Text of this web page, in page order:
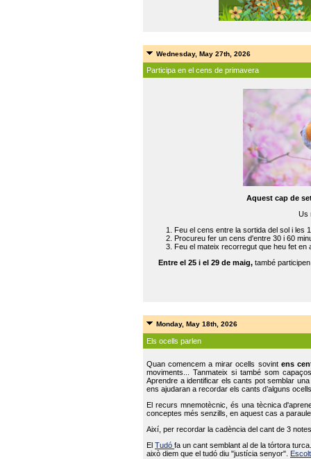
Wednesday, May 27th, 2026
Participa en el cens de primavera
Aquest cap de
Us
Feu el cens entre la sortida del sol i les
Procureu fer un cens d'entre 30 i 60
Feu el mateix recorregut que heu fet en
Entre el 25 i el 29 de maig, també
Monday, May 18th, 2026
Els ocells parlen
Quan comencem a mirar ocells sovint ens
moviments... Tanmateix si també som
Aprendre a identificar els cants pot semblar
ens ajudaran a recordar els cants d’alguns
El recurs mnemotècnic, és una tècnica
conceptes més senzills, en aquest cas a
Així, per recordar la cadència del cant de 3
ElTudófa un cant semblant al de la tórtora
això diem que el tudó diu "justícia senyor".